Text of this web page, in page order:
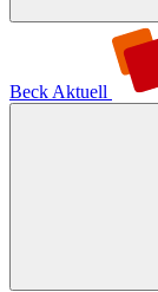
Beck Aktuell